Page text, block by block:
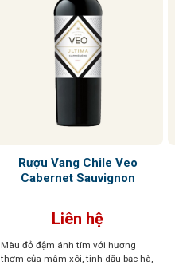
Rượu Vang Chile Veo
Cabernet Sauvignon
Liên hệ
Màu đỏ đậm ánh tím với hương
thơm của mâm xôi, tinh dầu bạc hà,